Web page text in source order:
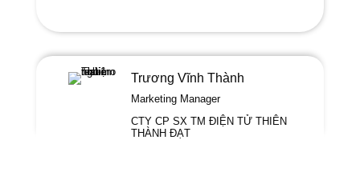
Trương Vĩnh Thành
Marketing Manager
CTY CP SX TM ĐIỆN TỬ THIÊN
THÀNH ĐẠT